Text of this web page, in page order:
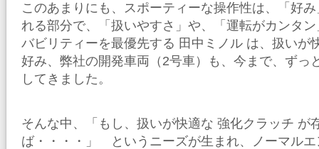
このあまりにも、スポーティーな操作性は、「好
れる部分で、「扱いやすさ」や、「運転がカンタ
バビリティーを最優先する 田中ミノル は、扱いが
好み、弊社の開発車両（2号車）も、今まで、ずっ
してきました。
そんな中、「もし、扱いが快適な 強化クラッチ が
ば・・・・」 というニーズが生まれ、ノーマ